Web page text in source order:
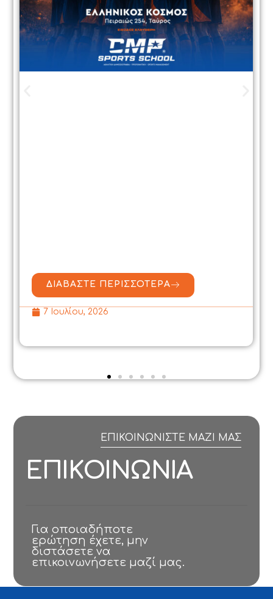
ΔΙΑΒΑΣΤΕ ΠΕΡΙΣΣΟΤΕΡΑ
7 Ιουλίου, 2026
ΕΠΙΚΟΙΝΩΝΙΣΤΕ ΜΑΖΙ ΜΑΣ
ΕΠΙΚΟΙΝΩΝΙΑ
Για οποιαδήποτε
ερώτηση έχετε, μην
διστάσετε να
επικοινωνήσετε μαζί μας.